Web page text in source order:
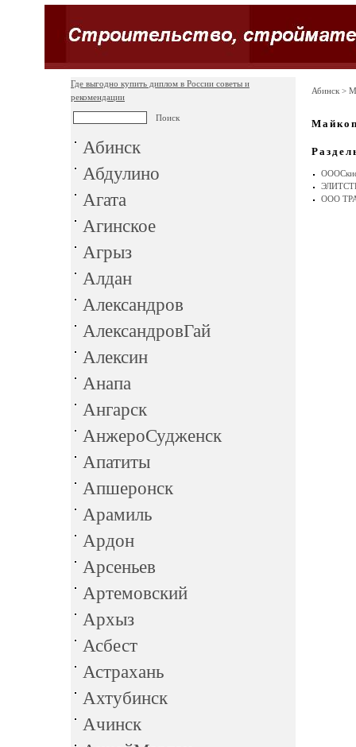
Где выгодно купить диплом в России советы и
рекомендации
Абинск
Абдулино
Агата
Агинское
Агрыз
Алдан
Александров
АлександровГай
Алексин
Анапа
Ангарск
АнжероСудженск
Апатиты
Апшеронск
Арамиль
Ардон
Арсеньев
Артемовский
Архыз
Асбест
Астрахань
Ахтубинск
Ачинск
Абинск >
ООО